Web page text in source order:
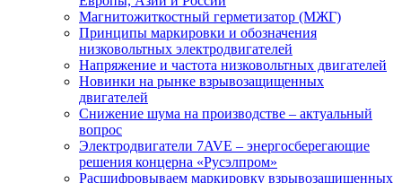
Магнитожиткостный герметизатор (МЖГ)
Принципы маркировки и обозначения
низковольтных электродвигателей
Напряжение и частота низковольтных двигателей
Новинки на рынке взрывозащищенных
двигателей
Снижение шума на производстве – актуальный
вопрос
Электродвигатели 7AVE – энергосберегающие
решения концерна «Русэлпром»
Расшифровываем маркировку взрывозащищенных